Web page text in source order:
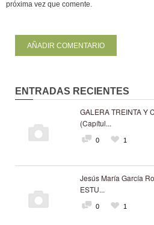
próxima vez que comente.
ENTRADAS RECIENTES
GALERA TREINTA Y
(Capítul...
0 1
Jesús María García
ESTU...
0 1